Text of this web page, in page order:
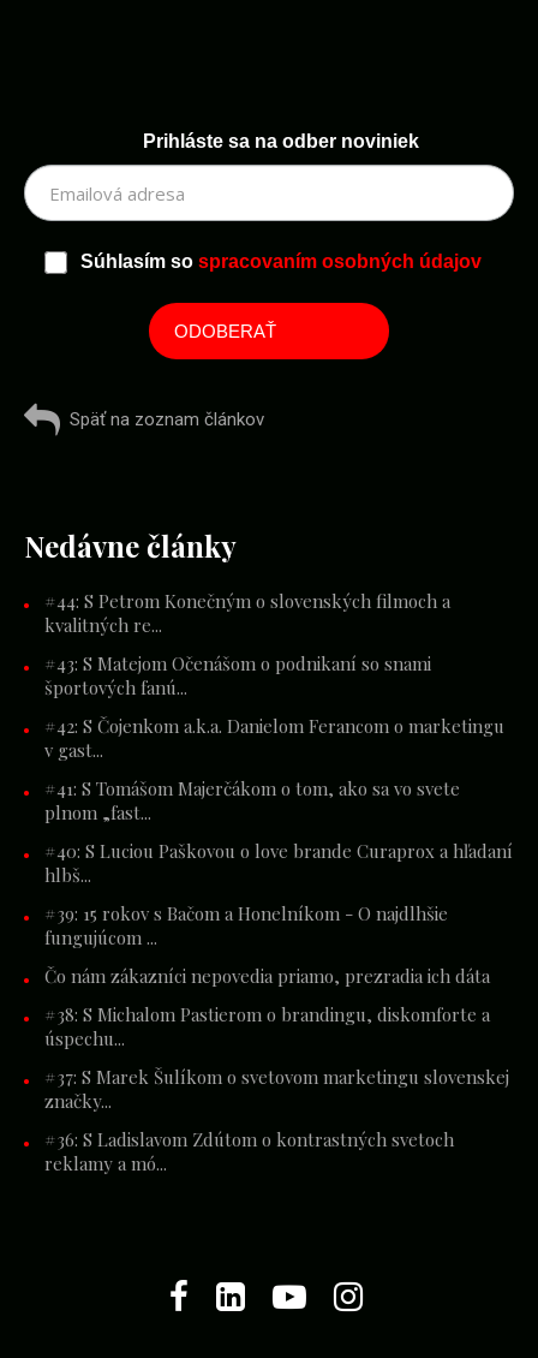
Prihláste sa na odber noviniek
Súhlasím so spracovaním osobných údajov
Späť na zoznam článkov
Nedávne články
#44: S Petrom Konečným o slovenských filmoch a
kvalitných re...
#43: S Matejom Očenášom o podnikaní so snami
športových fanú...
#42: S Čojenkom a.k.a. Danielom Ferancom o marketingu
v gast...
#41: S Tomášom Majerčákom o tom, ako sa vo svete
plnom „fast...
#40: S Luciou Paškovou o love brande Curaprox a hľadaní
hlbš...
#39: 15 rokov s Bačom a Honelníkom - O najdlhšie
fungujúcom ...
Čo nám zákazníci nepovedia priamo, prezradia ich dáta
#38: S Michalom Pastierom o brandingu, diskomforte a
úspechu...
#37: S Marek Šulíkom o svetovom marketingu slovenskej
značky...
#36: S Ladislavom Zdútom o kontrastných svetoch
reklamy a mó...